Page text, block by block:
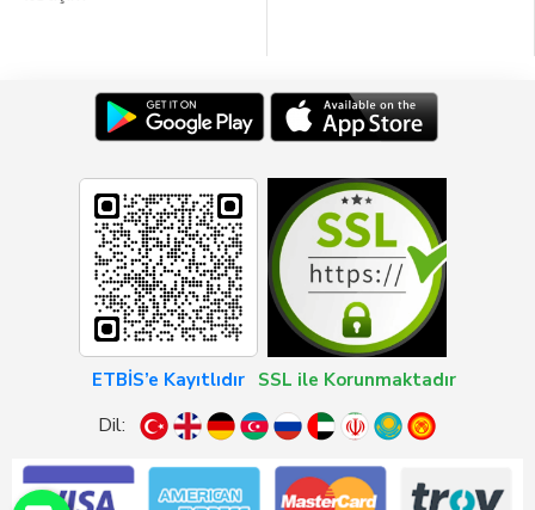
ETBİS’e Kayıtlıdır SSL ile Korunmaktadır
Dil: